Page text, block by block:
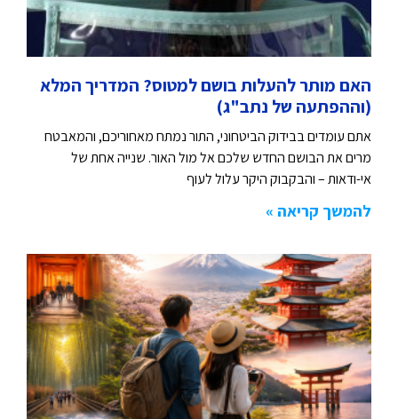
האם מותר להעלות בושם למטוס? המדריך המלא
(וההפתעה של נתב"ג)
אתם עומדים בבידוק הביטחוני, התור נמתח מאחוריכם, והמאבטח
מרים את הבושם החדש שלכם אל מול האור. שנייה אחת של
אי-ודאות – והבקבוק היקר עלול לעוף
להמשך קריאה »